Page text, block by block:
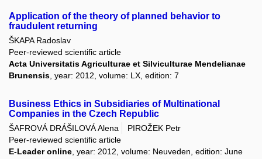
Application of the theory of planned behavior to
fraudulent returning
ŠKAPA Radoslav
Peer-reviewed scientific article
Acta Universitatis Agriculturae et Silviculturae Mendelianae
Brunensis , year: 2012, volume: LX, edition: 7
Business Ethics in Subsidiaries of Multinational
Companies in the Czech Republic
ŠAFROVÁ DRÁŠILOVÁ Alena
PIROŽEK Petr
Peer-reviewed scientific article
E-Leader online, year: 2012, volume: Neuveden, edition: June